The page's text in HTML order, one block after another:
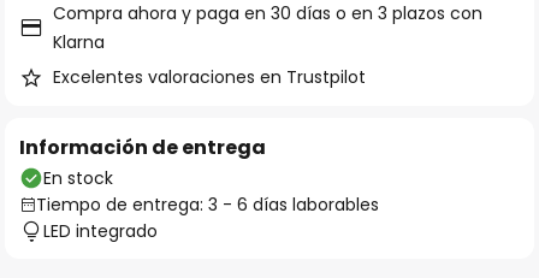
Compra ahora y paga en 30 días o en 3 plazos con
Klarna
Excelentes valoraciones en Trustpilot
Información de entrega
En stock
Tiempo de entrega: 3 - 6 días laborables
LED integrado